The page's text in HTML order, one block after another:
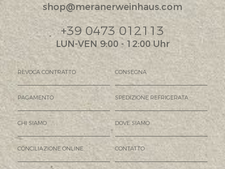
shop@meranerweinhaus.com
+39 0473 012113
LUN-VEN 9:00 - 12:00 Uhr
REVOCA CONTRATTO CONSEGNA
PAGAMENTO SPEDIZIONE REFRIGERATA
CHI SIAMO DOVE SIAMO
CONCILIAZIONE ONLINE CONTATTO